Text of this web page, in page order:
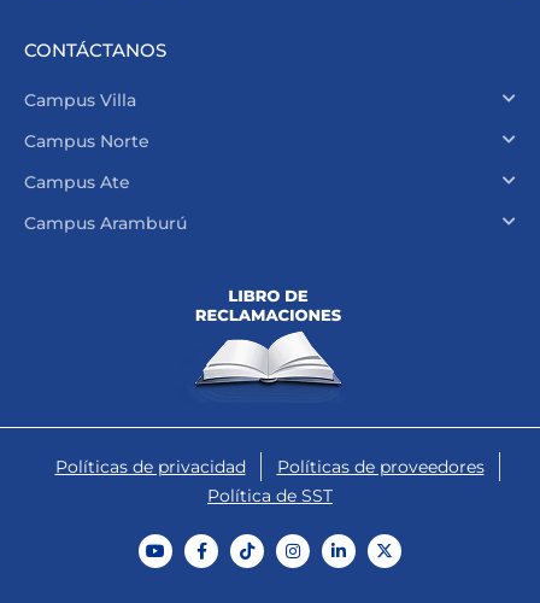
CONTÁCTANOS
Campus Villa
Campus Norte
Campus Ate
Campus Aramburú
Políticas de privacidad
Políticas de proveedores
Política de SST
Y
o
u
F
a
c
T
i
k
I
n
s
L
i
n
X
-
t